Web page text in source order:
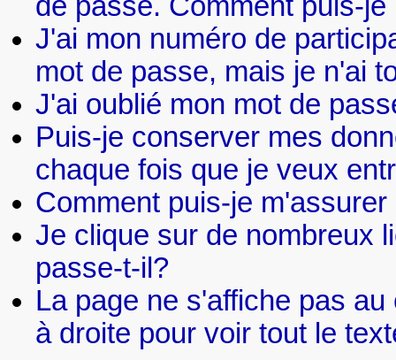
J'ai mon numéro de
mot de passe, mais je n'ai
J'ai oublié mon mot de
Puis-je conserver mes
chaque fois que je veux
Comment puis-je
Je clique sur de nombreux
passe-t-il?
La page ne s'affiche pas
à droite pour voir tout le